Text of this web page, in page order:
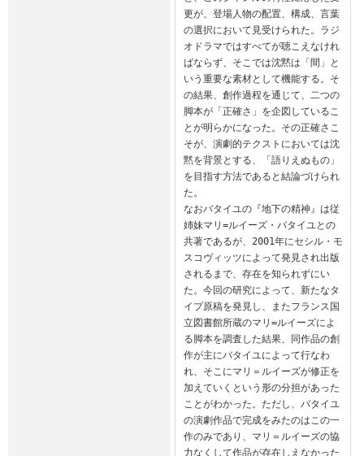
更が、登場人物の配置、構成、言葉
の選択において見受けられた。ラジ
オドラマではすべてが聴こえなけれ
ばならず、そこでは沈黙は「間」と
いう重要な素材として機能する。そ
の結果、創作過程を通じて、二つの
脚本が「正確さ」を企図しているこ
とが明らかになった。その正確さこ
そが、演劇的テクストにおいては沈
黙を背景とする、「語りえぬもの」
を目指す方法であると結論づけられ
た。
なおバタイユの『地下の精神』は従
姉妹マリ=ルイーズ・バタイユとの
共著であるが、2001年にセシル・モ
スコヴィッツによって発見され出版
されるまで、存在を知られずにい
た。今回の研究によって、新たなタ
イプ原稿を発見し、またフランス国
立図書館所蔵のマリ=ルイーズによ
る脚本を調査した結果、同作品の創
作が主にバタイユによって行なわ
れ、そこにマリ＝ルイーズが修正を
加えていくという形の分担があった
ことがわかった。ただし、バタイユ
の演劇作品で完成をみたのはこの一
作のみであり、マリ＝ルイーズの協
力なくして作品が存在しえなかった